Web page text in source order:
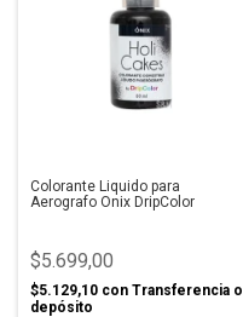
Colorante Liquido para
Aerografo Onix DripColor
$5.699,00
$5.129,10 con Transferencia o
depósito